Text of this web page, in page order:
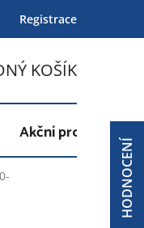
Registrace
KOŠÍK
Akční produkty
HODNOCENÍ